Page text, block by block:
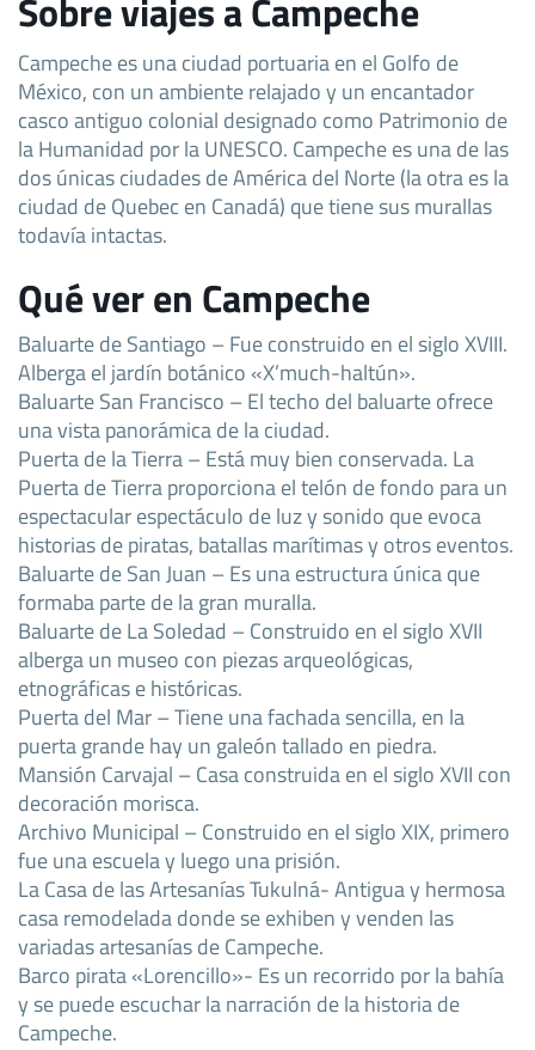
Campeche es una ciudad portuaria en el Golfo de
México, con un ambiente relajado y un encantador
casco antiguo colonial designado como Patrimonio de
la Humanidad por la UNESCO. Campeche es una de las
dos únicas ciudades de América del Norte (la otra es la
ciudad de Quebec en Canadá) que tiene sus murallas
todavía intactas.
Qué ver en Campeche
Baluarte de Santiago – Fue construido en el siglo XVIII.
Alberga el jardín botánico «X’much-haltún».
Baluarte San Francisco – El techo del baluarte ofrece
una vista panorámica de la ciudad.
Puerta de la Tierra – Está muy bien conservada. La
Puerta de Tierra proporciona el telón de fondo para un
espectacular espectáculo de luz y sonido que evoca
historias de piratas, batallas marítimas y otros eventos.
Baluarte de San Juan – Es una estructura única que
formaba parte de la gran muralla.
Baluarte de La Soledad – Construido en el siglo XVII
alberga un museo con piezas arqueológicas,
etnográficas e históricas.
Puerta del Mar – Tiene una fachada sencilla, en la
puerta grande hay un galeón tallado en piedra.
Mansión Carvajal – Casa construida en el siglo XVII con
decoración morisca.
Archivo Municipal – Construido en el siglo XIX, primero
fue una escuela y luego una prisión.
La Casa de las Artesanías Tukulná- Antigua y hermosa
casa remodelada donde se exhiben y venden las
variadas artesanías de Campeche.
Barco pirata «Lorencillo»- Es un recorrido por la bahía
y se puede escuchar la narración de la historia de
Campeche.